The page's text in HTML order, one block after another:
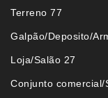
Terreno 77
Galpão/Deposito/
Loja/Salão 27
Conjunto comercial/